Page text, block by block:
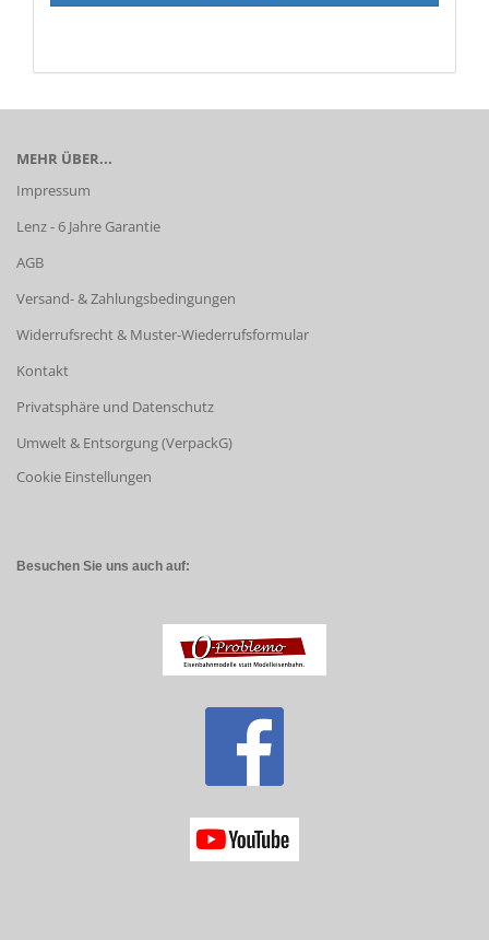
MEHR ÜBER...
Impressum
Lenz - 6 Jahre Garantie
AGB
Versand- & Zahlungsbedingungen
Widerrufsrecht & Muster-Wiederrufsformular
Kontakt
Privatsphäre und Datenschutz
Umwelt & Entsorgung (VerpackG)
Cookie Einstellungen
Besuchen Sie uns auch auf: